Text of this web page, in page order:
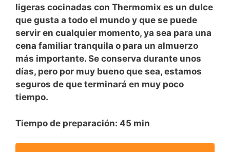
ligeras cocinadas con Thermomix es un dulce
que gusta a todo el mundo y que se puede
servir en cualquier momento, ya sea para una
cena familiar tranquila o para un almuerzo
más importante. Se conserva durante unos
días, pero por muy bueno que sea, estamos
seguros de que terminará en muy poco
tiempo.
Tiempo de preparación: 45 min